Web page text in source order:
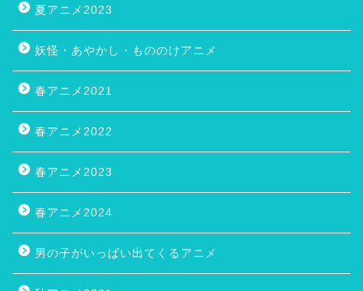
夏アニメ2023
妖怪・あやかし・もののけアニメ
春アニメ2021
春アニメ2022
春アニメ2023
春アニメ2024
男の子がいっぱい出てくるアニメ